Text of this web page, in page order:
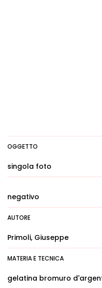
OGGETTO
singola foto
negativo
AUTORE
Primoli, Giuseppe
MATERIA E TECNICA
gelatina bromuro